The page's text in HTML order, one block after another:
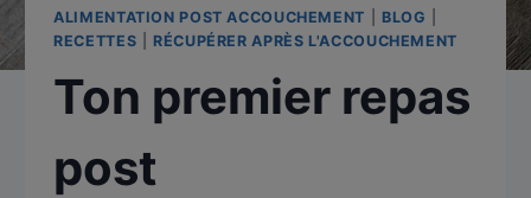
ALIMENTATION POST ACCOUCHEMENT BLOG
RECETTES
RÉCUPÉRER APRÈS L'ACCOUCHEMENT
Ton premier repas
post